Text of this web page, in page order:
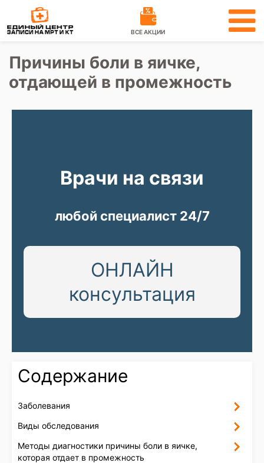
ВСЕ АКЦИИ
Причины боли в яичке,
отдающей в промежность
ОНЛАЙН
консультация
любой специалист 24/7
Врачи на связи
Содержание
Заболевания
Виды обследования
Методы диагностики причины боли в яичке,
которая отдает в промежность